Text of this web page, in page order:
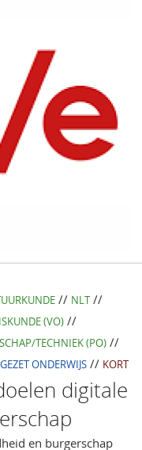
// NLT//
(VO) //
TECHNIEK (PO) //
ONDERWIJS // KORT
digitale
en burgerschap